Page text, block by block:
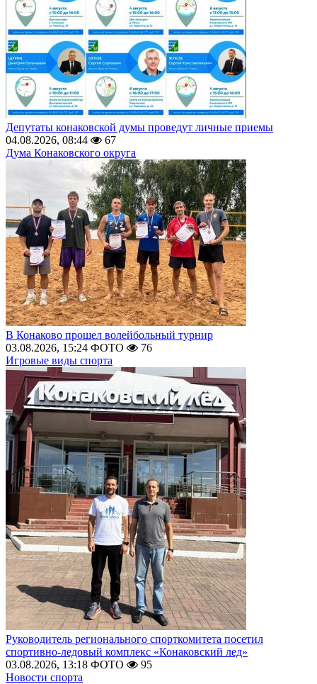
Депутаты конаковской думы проведут личные приемы
04.08.2026, 08:44
67
Дума Конаковского округа
В Конаково прошел волейбольный турнир
03.08.2026, 15:24 ФОТО
76
Игровые виды спорта
Руководитель регионального спорткомитета посетил
спортивно-ледовый комплекс «Конаковский лед»
03.08.2026, 13:18 ФОТО
95
Новости спорта